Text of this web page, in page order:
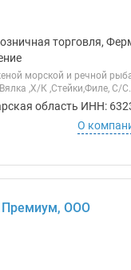
торговля,
морской и речной
,Х/К ,Стейки,Филе, C/C.
область ИНН:
О
Премиум, ООО